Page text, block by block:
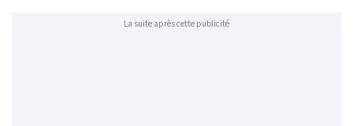
La suite après cette publicité